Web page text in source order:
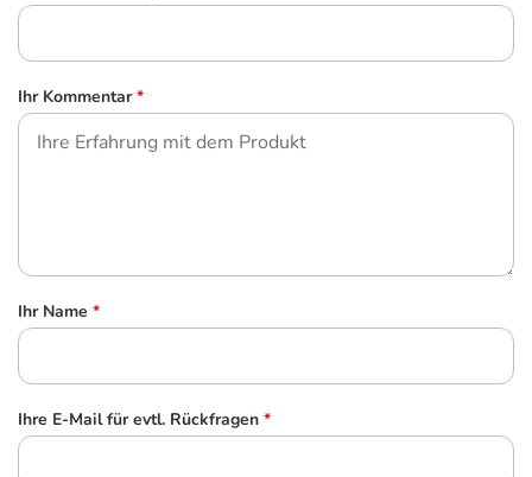
Ihr Kommentar *
Ihr Name *
Ihre E-Mail für evtl. Rückfragen *